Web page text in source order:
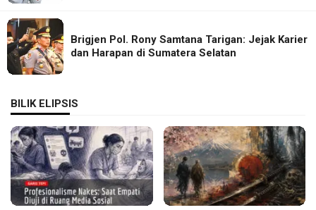
Brigjen Pol. Rony Samtana Tarigan: Jejak Karier
dan Harapan di Sumatera Selatan
BILIK ELIPSIS